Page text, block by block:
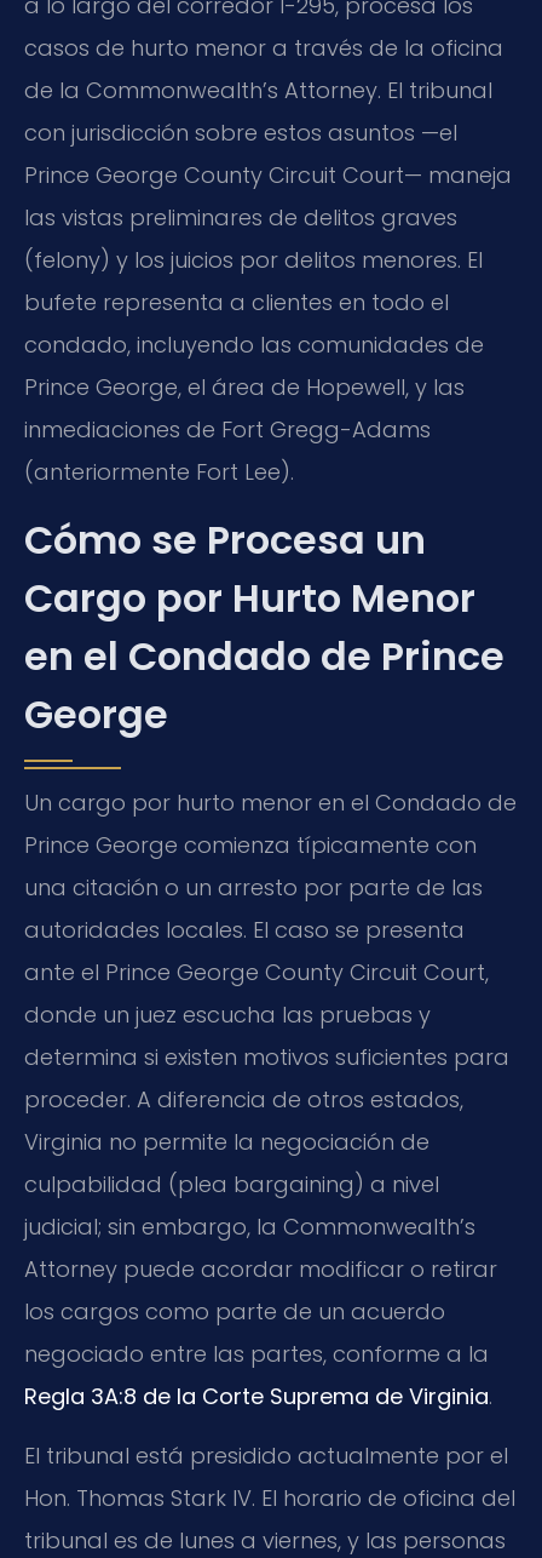
casos de hurto menor a través de la oficina
de la Commonwealth’s Attorney. El tribunal
con jurisdicción sobre estos asuntos —el
Prince George County Circuit Court— maneja
las vistas preliminares de delitos graves
(felony) y los juicios por delitos menores. El
bufete representa a clientes en todo el
condado, incluyendo las comunidades de
Prince George, el área de Hopewell, y las
inmediaciones de Fort Gregg-Adams
(anteriormente Fort Lee).
Cómo se Procesa un
Cargo por Hurto Menor
en el Condado de Prince
George
Un cargo por hurto menor en el Condado de
Prince George comienza típicamente con
una citación o un arresto por parte de las
autoridades locales. El caso se presenta
ante el Prince George County Circuit Court,
donde un juez escucha las pruebas y
determina si existen motivos suficientes para
proceder. A diferencia de otros estados,
Virginia no permite la negociación de
culpabilidad (plea bargaining) a nivel
judicial; sin embargo, la Commonwealth’s
Attorney puede acordar modificar o retirar
los cargos como parte de un acuerdo
negociado entre las partes, conforme a la
Regla 3A:8 de la Corte Suprema de Virginia.
El tribunal está presidido actualmente por el
Hon. Thomas Stark IV. El horario de oficina del
tribunal es de lunes a viernes, y las personas